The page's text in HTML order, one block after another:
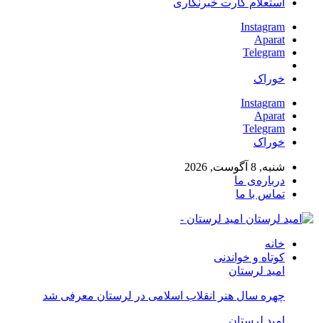
استعلام کارت خبرنگاری
Instagram
Aparat
Telegram
خوراک
Instagram
Aparat
Telegram
خوراک
شنبه, 8 آگوست, 2026
درباره‌ی ما
تماس با ما
امید لرستان -
خانه
کوتاه و خواندنی
امید لرستان
چهره سال هنر انقلاب اسلامی در لرستان معرفی شد
امید لرستان